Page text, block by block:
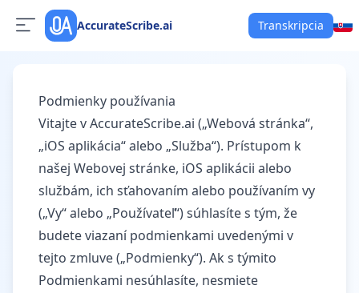
AccurateScribe.ai Transkripcia
Podmienky používania
Vitajte v AccurateScribe.ai („Webová stránka“,
„iOS aplikácia“ alebo „Služba“). Prístupom k
našej Webovej stránke, iOS aplikácii alebo
službám, ich sťahovaním alebo používaním vy
(„Vy“ alebo „Používateľ“) súhlasíte s tým, že
budete viazaní podmienkami uvedenými v
tejto zmluve („Podmienky“). Ak s týmito
Podmienkami nesúhlasíte, nesmiete